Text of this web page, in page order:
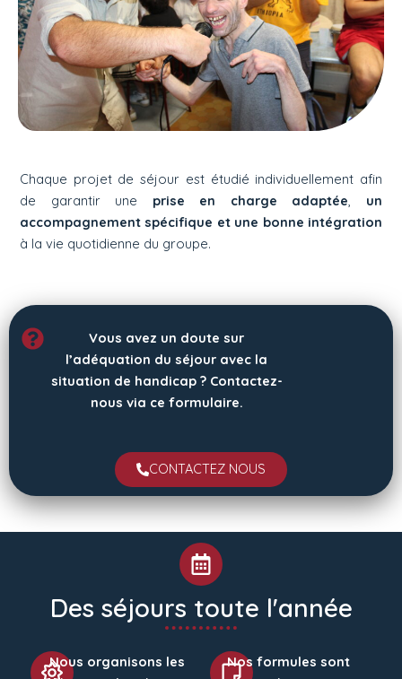
Chaque projet de séjour est étudié individuellement afin
de garantir une prise en charge adaptée, un
accompagnement spécifique et une bonne intégration
à la vie quotidienne du groupe.
Vous avez un doute sur
l’adéquation du séjour avec la
situation de handicap ? Contactez-
nous via ce formulaire.
CONTACTEZ NOUS
Des séjours toute l'année
Nous organisons les
Nos formules sont